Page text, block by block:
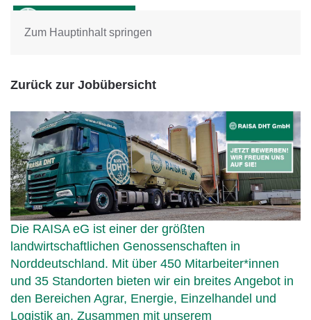
Zum Hauptinhalt springen
Zurück zur Jobübersicht
Die RAISA eG ist einer der größten
landwirtschaftlichen Genossenschaften in
Norddeutschland. Mit über 450 Mitarbeiter*innen
und 35 Standorten bieten wir ein breites Angebot in
den Bereichen Agrar, Energie, Einzelhandel und
Logistik an. Zusammen mit unserem